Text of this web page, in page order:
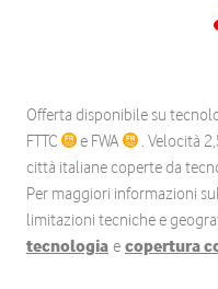
Offerta disponibile su
FTTC
e FWA
. Velocità
città italiane coperte da
Per maggiori informazioni
limitazioni tecniche e
tecnologia e copertura